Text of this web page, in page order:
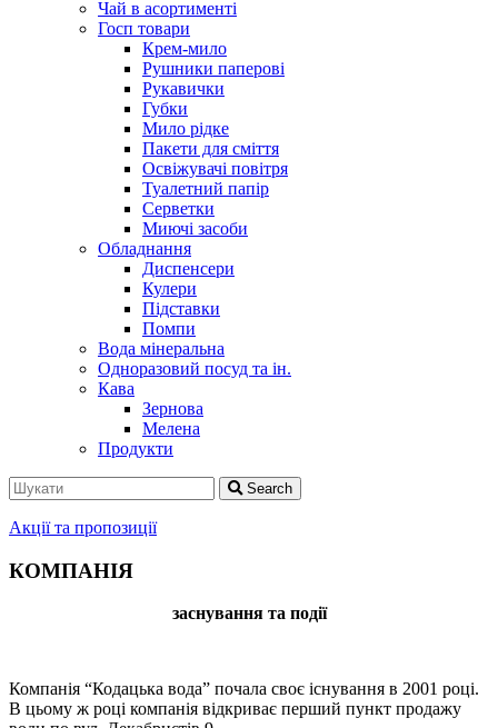
Чай в асортименті
Госп товари
Крем-мило
Рушники паперові
Рукавички
Губки
Мило рідке
Пакети для сміття
Освіжувачі повітря
Туалетний папір
Серветки
Миючі засоби
Обладнання
Диспенсери
Кулери
Підставки
Помпи
Вода мінеральна
Одноразовий посуд та ін.
Кава
Зернова
Мелена
Продукти
Search
Акції та пропозиції
КОМПАНІЯ
заснування та події
Компанія “Кодацька вода” почала своє існування в 2001 році.
В цьому ж році компанія відкриває перший пункт продажу